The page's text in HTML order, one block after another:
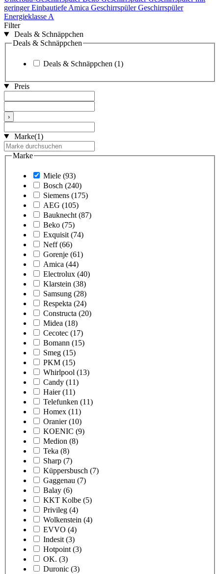
geringer Einbautiefe Amica GeschirrspülerGeschirrspüler
Energieklasse A
Filter
Deals & Schnäppchen
Deals & Schnäppchen
Deals & Schnäppchen (1)
Preis
›
Marke(1)
Marke
Miele (93)
Bosch (240)
Siemens (175)
AEG (105)
Bauknecht (87)
Beko (75)
Exquisit (74)
Neff (66)
Gorenje (61)
Amica (44)
Electrolux (40)
Klarstein (38)
Samsung (28)
Respekta (24)
Constructa (20)
Midea (18)
Cecotec (17)
Bomann (15)
Smeg (15)
PKM (15)
Whirlpool (13)
Candy (11)
Haier (11)
Telefunken (11)
Homex (11)
Oranier (10)
KOENIC (9)
Medion (8)
Teka (8)
Sharp (7)
Küppersbusch (7)
Gaggenau (7)
Balay (6)
KKT Kolbe (5)
Privileg (4)
Wolkenstein (4)
EVVO (4)
Indesit (3)
Hotpoint (3)
OK. (3)
Duronic (3)